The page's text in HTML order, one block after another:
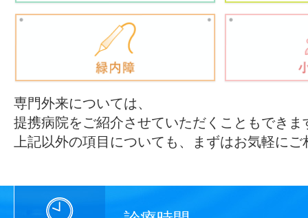
専門外来については、
提携病院をご紹介させていただくこともできま
上記以外の項目についても、まずはお気軽に